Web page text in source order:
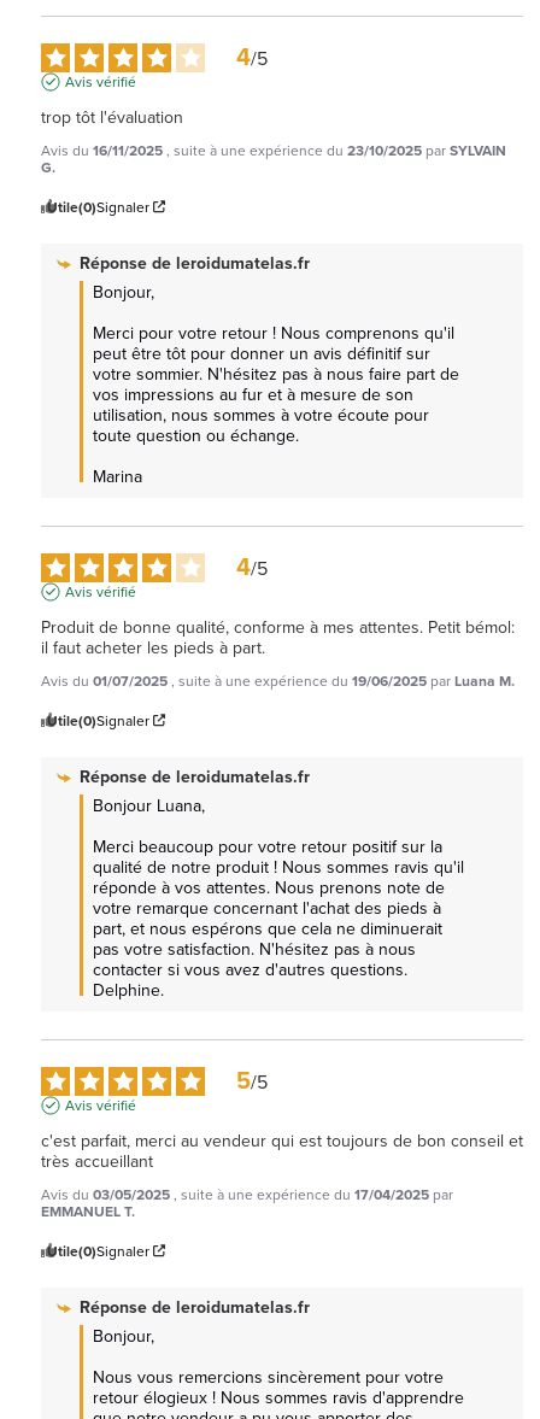
4/5
Avis vérifié
trop tôt l'évaluation
Avis du 16/11/2025, suite à une expérience du 23/10/2025 parSYLVAIN
G.
Utile(0)Signaler
Réponse deleroidumatelas.fr
Bonjour,
Merci pour votre retour ! Nous comprenons qu'il
peut être tôt pour donner un avis définitif sur
votre sommier. N'hésitez pas à nous faire part de
vos impressions au fur et à mesure de son
utilisation, nous sommes à votre écoute pour
toute question ou échange.
Marina
4/5
Avis vérifié
Produit de bonne qualité, conforme à mes attentes. Petit bémol:
il faut acheter les pieds à part.
Avis du 01/07/2025, suite à une expérience du 19/06/2025 parLuana M.
Utile(0)Signaler
Réponse deleroidumatelas.fr
Bonjour Luana,
Merci beaucoup pour votre retour positif sur la
qualité de notre produit ! Nous sommes ravis qu'il
réponde à vos attentes. Nous prenons note de
votre remarque concernant l'achat des pieds à
part, et nous espérons que cela ne diminuerait
pas votre satisfaction. N'hésitez pas à nous
contacter si vous avez d'autres questions.
Delphine.
5/5
Avis vérifié
c'est parfait, merci au vendeur qui est toujours de bon conseil et
très accueillant
Avis du 03/05/2025, suite à une expérience du 17/04/2025 par
EMMANUEL T.
Utile(0)Signaler
Réponse deleroidumatelas.fr
Bonjour,
Nous vous remercions sincèrement pour votre
retour élogieux ! Nous sommes ravis d'apprendre